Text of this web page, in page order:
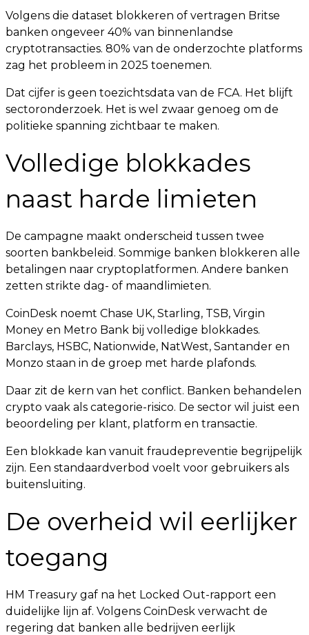
Volgens die dataset blokkeren of vertragen Britse
banken ongeveer 40% van binnenlandse
cryptotransacties. 80% van de onderzochte platforms
zag het probleem in 2025 toenemen.
Dat cijfer is geen toezichtsdata van de FCA. Het blijft
sectoronderzoek. Het is wel zwaar genoeg om de
politieke spanning zichtbaar te maken.
Volledige blokkades
naast harde limieten
De campagne maakt onderscheid tussen twee
soorten bankbeleid. Sommige banken blokkeren alle
betalingen naar cryptoplatformen. Andere banken
zetten strikte dag- of maandlimieten.
CoinDesk noemt Chase UK, Starling, TSB, Virgin
Money en Metro Bank bij volledige blokkades.
Barclays, HSBC, Nationwide, NatWest, Santander en
Monzo staan in de groep met harde plafonds.
Daar zit de kern van het conflict. Banken behandelen
crypto vaak als categorie-risico. De sector wil juist een
beoordeling per klant, platform en transactie.
Een blokkade kan vanuit fraudepreventie begrijpelijk
zijn. Een standaardverbod voelt voor gebruikers als
buitensluiting.
De overheid wil eerlijker
toegang
HM Treasury gaf na het Locked Out-rapport een
duidelijke lijn af. Volgens CoinDesk verwacht de
regering dat banken alle bedrijven eerlijk